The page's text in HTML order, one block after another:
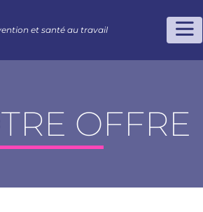
et santé au travail
OFFRE